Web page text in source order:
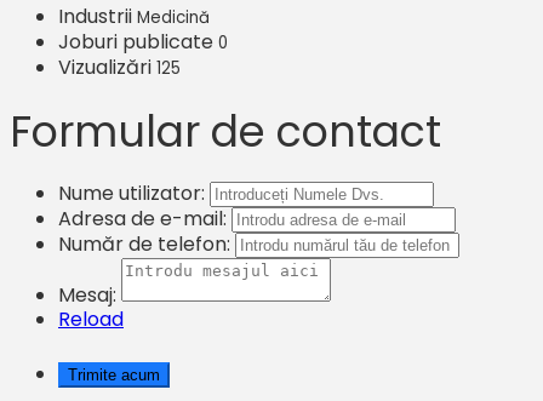
Industrii Medicină
Joburi publicate 0
Vizualizări 125
Formular de contact
Nume utilizator:
Adresa de e-mail:
Număr de telefon:
Mesaj:
Reload